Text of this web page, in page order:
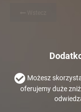
Możesz
oferujemy duże